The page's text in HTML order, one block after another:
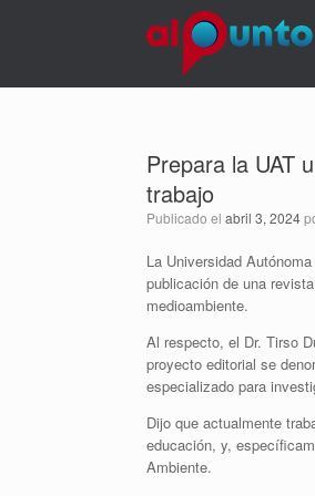
Prepara la UAT
trabajo
Publicado el abril 3, 2024
La Universidad
publicación de una
medioambiente.
Al respecto, el Dr. Tirso
proyecto editorial se
especializado para
Dijo que actualmente
educación, y,
Ambiente.